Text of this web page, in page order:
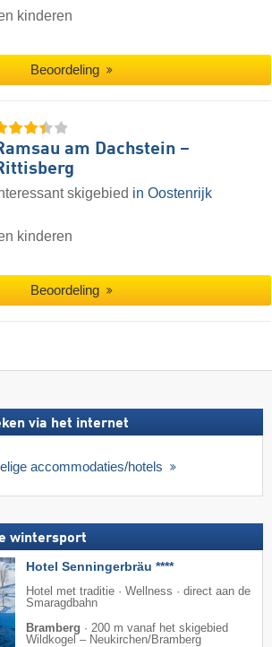
kinderen
Beoordeling
am Dachstein –
skigebied in Oostenrijk
kinderen
Beoordeling
via het internet
accommodaties/hotels
wintersport
Hotel Senningerbräu ****
Hotel met traditie · Wellness · direct aan de
Smaragdbahn
Bramberg · 200 m vanaf het skigebied
Wildkogel – Neukirchen/​Bramberg